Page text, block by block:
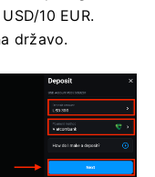
10 EUR.
državo.